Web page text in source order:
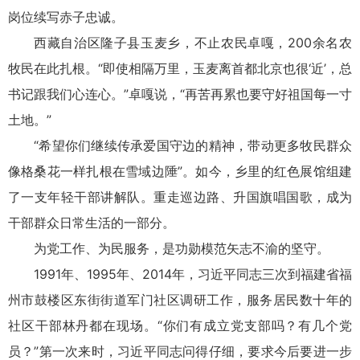
岗位续写赤子忠诚。
西藏自治区隆子县玉麦乡，不止农民卓嘎，200余名农
牧民在此扎根。“即使相隔万里，玉麦离首都北京也很‘近’，总
书记跟我们心连心。”卓嘎说，“再苦再累也要守好祖国每一寸
土地。”
“希望你们继续传承爱国守边的精神，带动更多牧民群众
像格桑花一样扎根在雪域边陲”。如今，乡里的红色展馆组建
了一支年轻干部讲解队。重走巡边路、升国旗唱国歌，成为
干部群众日常生活的一部分。
为党工作、为民服务，是功勋模范矢志不渝的坚守。
1991年、1995年、2014年，习近平同志三次到福建省福
州市鼓楼区东街街道军门社区调研工作，服务居民数十年的
社区干部林丹都在现场。“你们有成立党支部吗？有几个党
员？”第一次来时，习近平同志问得仔细，要求今后要进一步